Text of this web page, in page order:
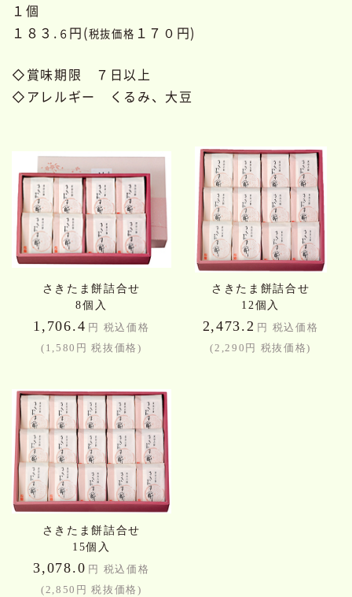
１個
１８３. ６ 円(税抜価格 １７０円)
◇賞味期限 ７日以上
◇アレルギー くるみ、大豆
さきたま餅詰合せ
8個入
1,706.4 円 税込価格
(1,580円 税抜価格)
さきたま餅詰合せ
12個入
2,473.2 円 税込価格
(2,290円 税抜価格)
さきたま餅詰合せ
15個入
3,078.0 円 税込価格
(2,850円 税抜価格)